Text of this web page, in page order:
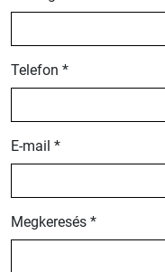
Telefon *
E-mail *
Megkeresés *